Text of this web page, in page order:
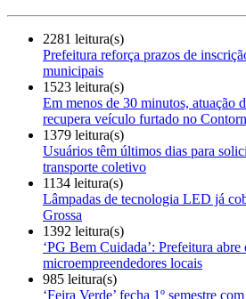
2281 leitura(s)
Prefeitura reforça prazos de
municipais
1523 leitura(s)
Em menos de 30 minutos, atuação
recupera veículo furtado no
1379 leitura(s)
Usuários têm últimos dias para
transporte coletivo
1134 leitura(s)
Lâmpadas de tecnologia LED já
Grossa
1392 leitura(s)
‘PG Bem Cuidada’: Prefeitura abre
microempreendedores locais
985 leitura(s)
‘Feira Verde’ fecha 1º semestre